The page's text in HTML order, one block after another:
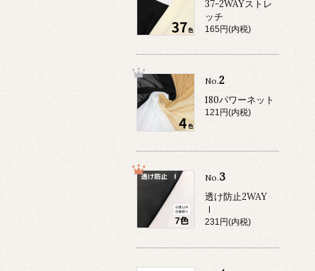
37-2WAYストレ
ッチ
165円(内税)
No.2
180パワーネット
121円(内税)
No.3
透け防止2WAY
Ⅰ
231円(内税)